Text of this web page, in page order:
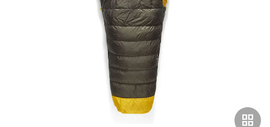
grid_view